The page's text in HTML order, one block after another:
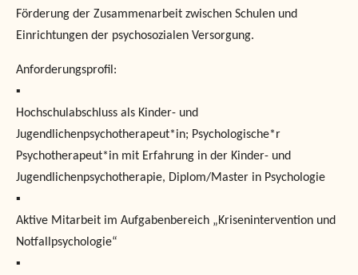
Förderung der Zusammenarbeit zwischen Schulen und
Einrichtungen der psychosozialen Versorgung.
Anforderungsprofil:
▪
Hochschulabschluss als Kinder- und
Jugendlichenpsychotherapeut*in; Psychologische*r
Psychotherapeut*in mit Erfahrung in der Kinder- und
Jugendlichenpsychotherapie, Diplom/Master in Psychologie
▪
Aktive Mitarbeit im Aufgabenbereich „Krisenintervention und
Notfallpsychologie“
▪